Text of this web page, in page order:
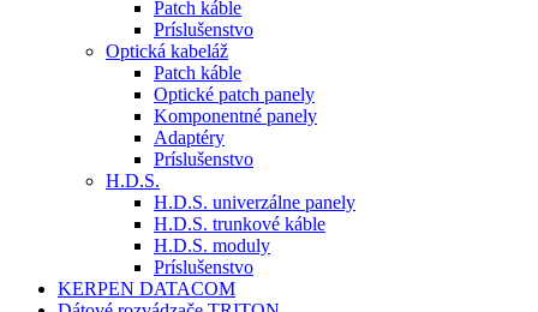
Patch káble
Príslušenstvo
Optická kabeláž
Patch káble
Optické patch panely
Komponentné panely
Adaptéry
Príslušenstvo
H.D.S.
H.D.S. univerzálne panely
H.D.S. trunkové káble
H.D.S. moduly
Príslušenstvo
KERPEN DATACOM